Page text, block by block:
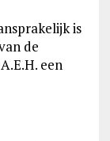
is
de
een